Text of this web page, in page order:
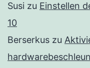
Susi zu Einstellen
10
Berserkus zu